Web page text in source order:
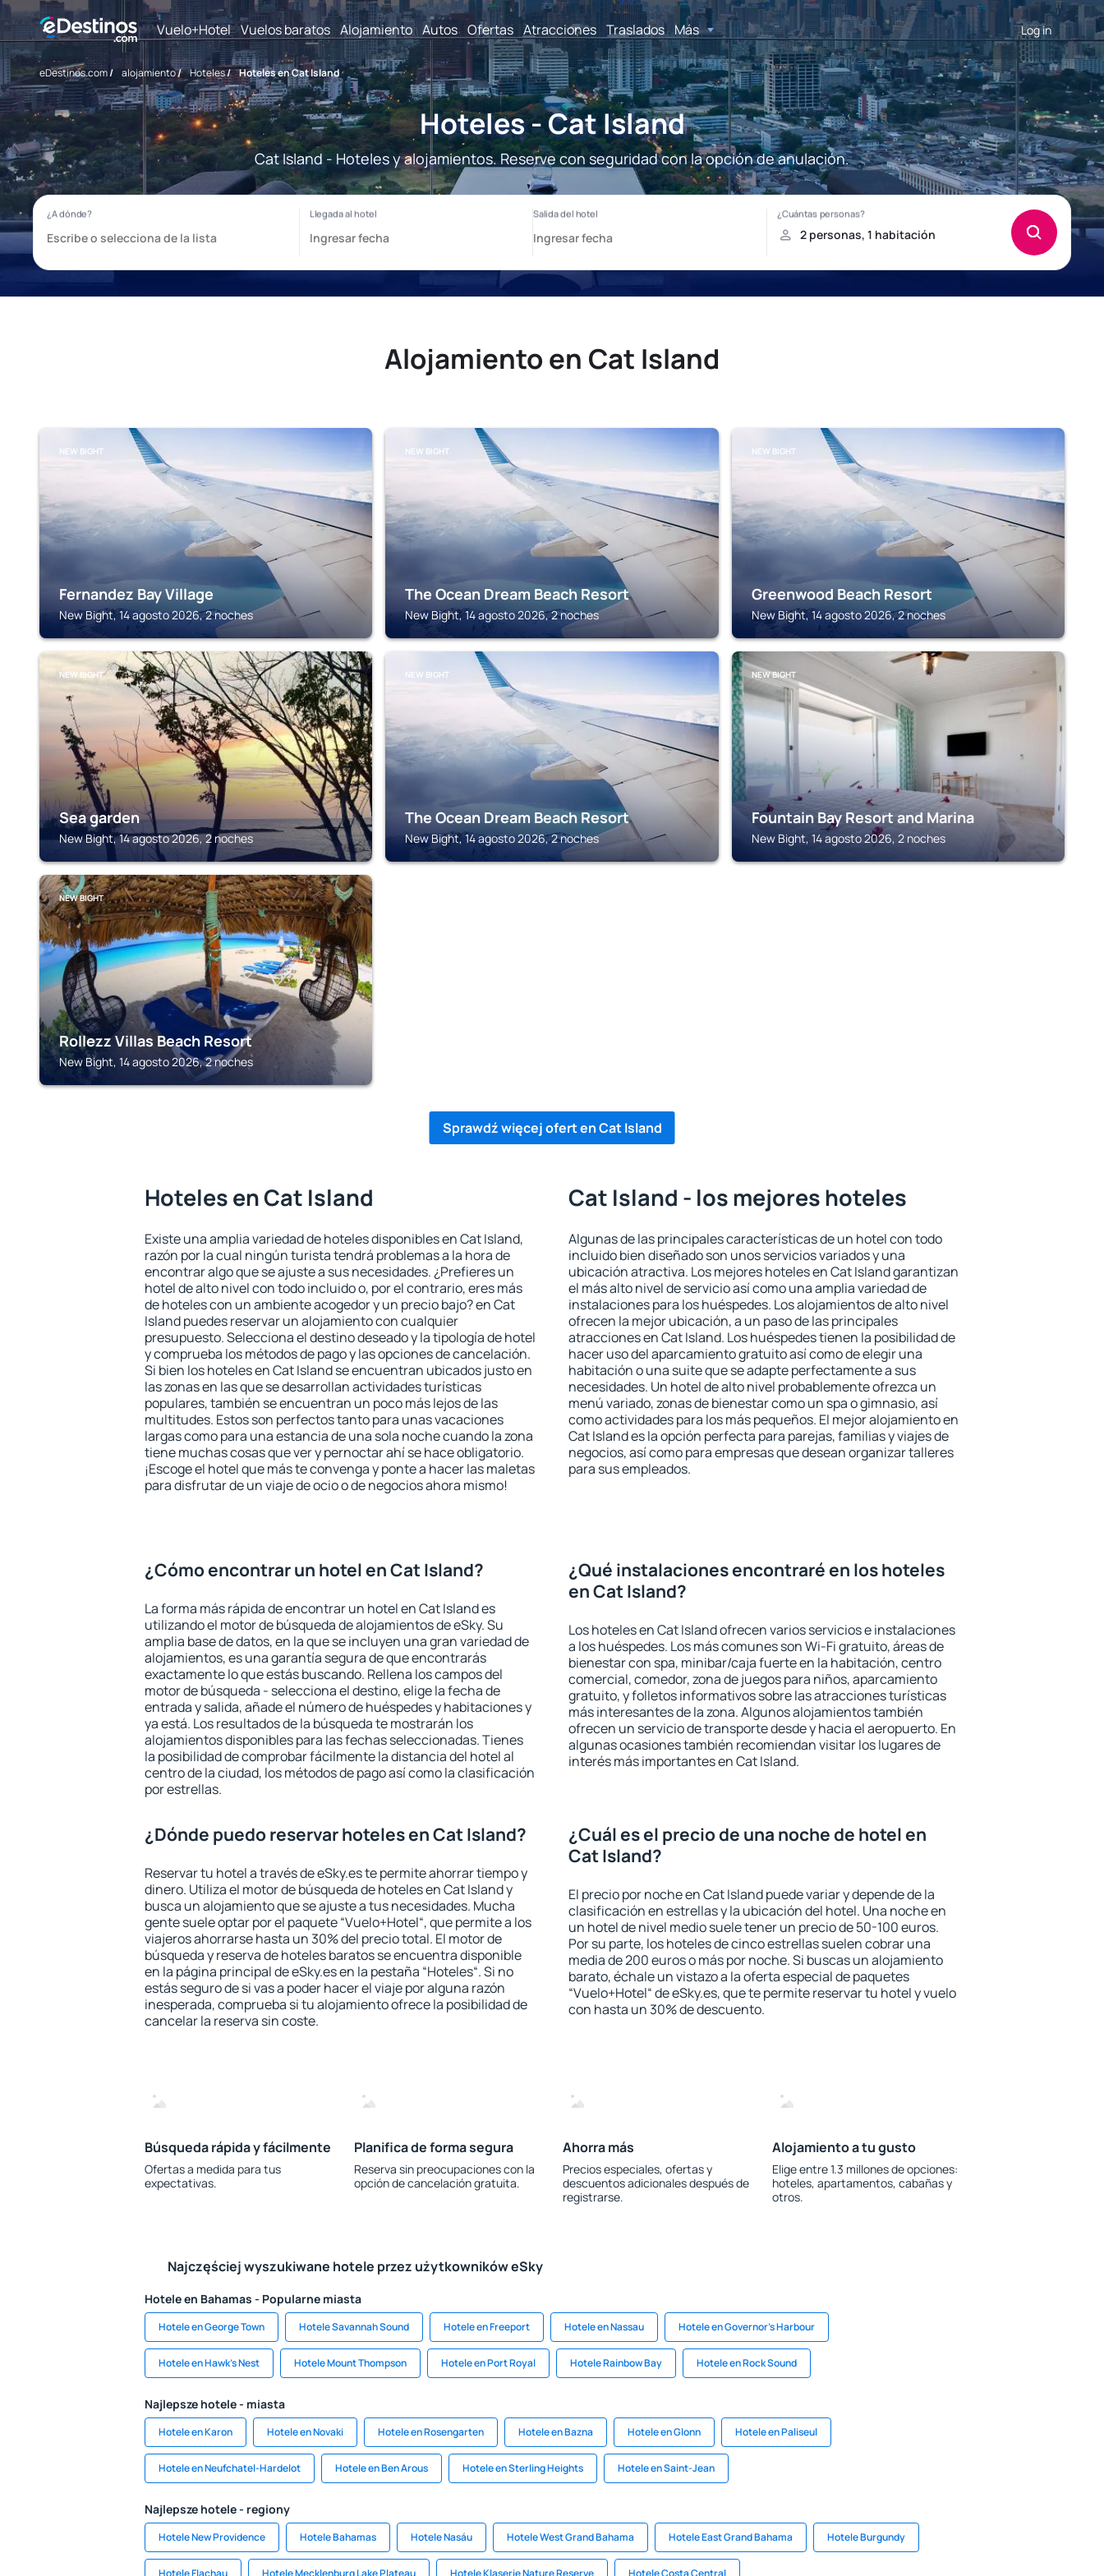
Vuelo+Hotel Vuelos baratos Alojamiento Autos Ofertas Atracciones Traslados Más Log in
eDestinos.com/ alojamiento/ Hoteles/ Hoteles en Cat Island
Hoteles - Cat Island
Cat Island - Hoteles y alojamientos. Reserve con seguridad con la opción de anulación.
Alojamiento en Cat Island
NEW BIGHT
Fernandez Bay Village
New Bight, 14 agosto 2026, 2 noches
NEW BIGHT
The Ocean Dream Beach Resort
New Bight, 14 agosto 2026, 2 noches
NEW BIGHT
Greenwood Beach Resort
New Bight, 14 agosto 2026, 2 noches
NEW BIGHT
Sea garden
New Bight, 14 agosto 2026, 2 noches
NEW BIGHT
The Ocean Dream Beach Resort
New Bight, 14 agosto 2026, 2 noches
NEW BIGHT
Fountain Bay Resort and Marina
New Bight, 14 agosto 2026, 2 noches
NEW BIGHT
Rollezz Villas Beach Resort
New Bight, 14 agosto 2026, 2 noches
Sprawdź więcej ofert en Cat Island
Hoteles en Cat Island
Existe una amplia variedad de hoteles disponibles en Cat Island,
razón por la cual ningún turista tendrá problemas a la hora de
encontrar algo que se ajuste a sus necesidades. ¿Prefieres un
hotel de alto nivel con todo incluido o, por el contrario, eres más
de hoteles con un ambiente acogedor y un precio bajo? en Cat
Island puedes reservar un alojamiento con cualquier
presupuesto. Selecciona el destino deseado y la tipología de hotel
y comprueba los métodos de pago y las opciones de cancelación.
Si bien los hoteles en Cat Island se encuentran ubicados justo en
las zonas en las que se desarrollan actividades turísticas
populares, también se encuentran un poco más lejos de las
multitudes. Estos son perfectos tanto para unas vacaciones
largas como para una estancia de una sola noche cuando la zona
tiene muchas cosas que ver y pernoctar ahí se hace obligatorio.
¡Escoge el hotel que más te convenga y ponte a hacer las maletas
para disfrutar de un viaje de ocio o de negocios ahora mismo!
Cat Island - los mejores hoteles
Algunas de las principales características de un hotel con todo
incluido bien diseñado son unos servicios variados y una
ubicación atractiva. Los mejores hoteles en Cat Island garantizan
el más alto nivel de servicio así como una amplia variedad de
instalaciones para los huéspedes. Los alojamientos de alto nivel
ofrecen la mejor ubicación, a un paso de las principales
atracciones en Cat Island. Los huéspedes tienen la posibilidad de
hacer uso del aparcamiento gratuito así como de elegir una
habitación o una suite que se adapte perfectamente a sus
necesidades. Un hotel de alto nivel probablemente ofrezca un
menú variado, zonas de bienestar como un spa o gimnasio, así
como actividades para los más pequeños. El mejor alojamiento en
Cat Island es la opción perfecta para parejas, familias y viajes de
negocios, así como para empresas que desean organizar talleres
para sus empleados.
¿Cómo encontrar un hotel en Cat Island?
La forma más rápida de encontrar un hotel en Cat Island es
utilizando el motor de búsqueda de alojamientos de eSky. Su
amplia base de datos, en la que se incluyen una gran variedad de
alojamientos, es una garantía segura de que encontrarás
exactamente lo que estás buscando. Rellena los campos del
motor de búsqueda - selecciona el destino, elige la fecha de
entrada y salida, añade el número de huéspedes y habitaciones y
ya está. Los resultados de la búsqueda te mostrarán los
alojamientos disponibles para las fechas seleccionadas. Tienes
la posibilidad de comprobar fácilmente la distancia del hotel al
centro de la ciudad, los métodos de pago así como la clasificación
por estrellas.
¿Qué instalaciones encontraré en los hoteles
en Cat Island?
Los hoteles en Cat Island ofrecen varios servicios e instalaciones
a los huéspedes. Los más comunes son Wi-Fi gratuito, áreas de
bienestar con spa, minibar/caja fuerte en la habitación, centro
comercial, comedor, zona de juegos para niños, aparcamiento
gratuito, y folletos informativos sobre las atracciones turísticas
más interesantes de la zona. Algunos alojamientos también
ofrecen un servicio de transporte desde y hacia el aeropuerto. En
algunas ocasiones también recomiendan visitar los lugares de
interés más importantes en Cat Island.
¿Dónde puedo reservar hoteles en Cat Island?
Reservar tu hotel a través de eSky.es te permite ahorrar tiempo y
dinero. Utiliza el motor de búsqueda de hoteles en Cat Island y
busca un alojamiento que se ajuste a tus necesidades. Mucha
gente suele optar por el paquete “Vuelo+Hotel“, que permite a los
viajeros ahorrarse hasta un 30% del precio total. El motor de
búsqueda y reserva de hoteles baratos se encuentra disponible
en la página principal de eSky.es en la pestaña “Hoteles“. Si no
estás seguro de si vas a poder hacer el viaje por alguna razón
inesperada, comprueba si tu alojamiento ofrece la posibilidad de
cancelar la reserva sin coste.
¿Cuál es el precio de una noche de hotel en
Cat Island?
El precio por noche en Cat Island puede variar y depende de la
clasificación en estrellas y la ubicación del hotel. Una noche en
un hotel de nivel medio suele tener un precio de 50-100 euros.
Por su parte, los hoteles de cinco estrellas suelen cobrar una
media de 200 euros o más por noche. Si buscas un alojamiento
barato, échale un vistazo a la oferta especial de paquetes
“Vuelo+Hotel“ de eSky.es, que te permite reservar tu hotel y vuelo
con hasta un 30% de descuento.
Búsqueda rápida y fácilmente
Ofertas a medida para tus
expectativas.
Planifica de forma segura
Reserva sin preocupaciones con la
opción de cancelación gratuita.
Ahorra más
Precios especiales, ofertas y
descuentos adicionales después de
registrarse.
Alojamiento a tu gusto
Elige entre 1.3 millones de opciones:
hoteles, apartamentos, cabañas y
otros.
Najczęściej wyszukiwane hotele przez użytkowników eSky
Hotele en Bahamas - Popularne miasta
Hotele en George Town Hotele Savannah Sound Hotele en Freeport Hotele en Nassau Hotele en Governor's Harbour
Hotele en Hawk's Nest Hotele Mount Thompson Hotele en Port Royal Hotele Rainbow Bay Hotele en Rock Sound
Najlepsze hotele - miasta
Hotele en Karon Hotele en Novaki Hotele en Rosengarten Hotele en Bazna Hotele en Glonn Hotele en Paliseul
Hotele en Neufchatel-Hardelot Hotele en Ben Arous Hotele en Sterling Heights Hotele en Saint-Jean
Najlepsze hotele - regiony
Hotele New Providence Hotele Bahamas Hotele Nasáu Hotele West Grand Bahama Hotele East Grand Bahama Hotele Burgundy
Hotele Flachau Hotele Mecklenburg Lake Plateau Hotele Klaserie Nature Reserve Hotele Costa Central